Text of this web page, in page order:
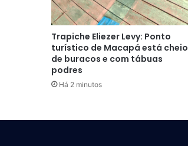
Trapiche Eliezer Levy: Ponto
turístico de Macapá está cheio
de buracos e com tábuas
podres
Há 2 minutos